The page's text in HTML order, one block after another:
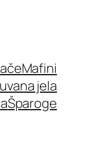
Mafini
jela
Šparoge